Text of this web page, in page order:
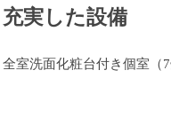
充実した設備
全室洗面化粧台付き個室（